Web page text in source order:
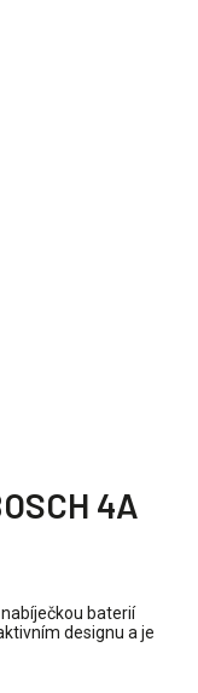
4A
baterií
designu a je